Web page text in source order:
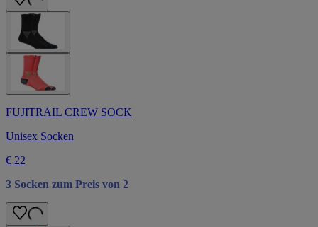
FUJITRAIL CREW SOCK
Unisex Socken
€ 22
3 Socken zum Preis von 2